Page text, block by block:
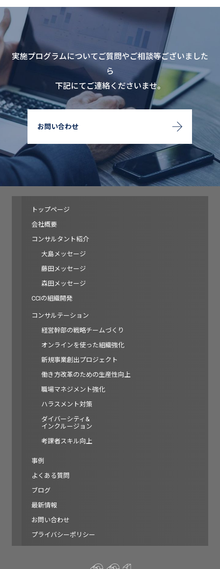
実施プログラムについてご質問やご相談等ございました
ら
下記にてご連絡くださいませ。
お問い合わせ
トップページ
会社概要
コンサルタント紹介
大島メッセージ
藤田メッセージ
森田メッセージ
CCIの組織開発
コンサルテーション
経営幹部の戦略チームづくり
オンラインを使った組織強化
新規事業創出プロジェクト
働き方改革のための生産性向上
職場マネジメント強化
ハラスメント対策
ダイバーシティ&
インクルージョン
考課者スキル向上
事例
よくある質問
ブログ
最新情報
お問い合わせ
プライバシーポリシー